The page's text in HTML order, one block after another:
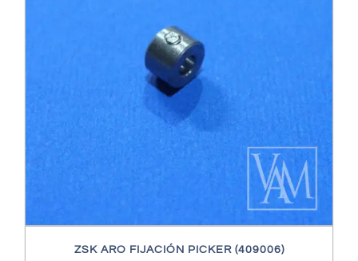
ZSK ARO FIJACIÓN PICKER (409006)